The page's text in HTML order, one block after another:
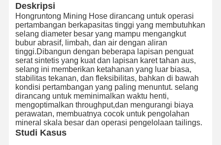
Deskripsi
Hongruntong Mining Hose dirancang untuk operasi
pertambangan berkapasitas tinggi yang membutuhkan
selang diameter besar yang mampu mengangkut
bubur abrasif, limbah, dan air dengan aliran
tinggi.Dibangun dengan beberapa lapisan penguat
serat sintetis yang kuat dan lapisan karet tahan aus,
selang ini memberikan ketahanan yang luar biasa,
stabilitas tekanan, dan fleksibilitas, bahkan di bawah
kondisi pertambangan yang paling menuntut. selang
dirancang untuk meminimalkan waktu henti,
mengoptimalkan throughput,dan mengurangi biaya
perawatan, membuatnya cocok untuk pengolahan
mineral skala besar dan operasi pengelolaan tailings.
Studi Kasus